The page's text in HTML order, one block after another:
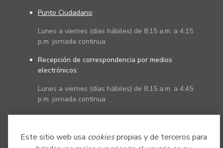
Este sitio web usa cookiespropias y de terceros para
Punto Ciudadano:
Lunes a viernes (días hábiles) de 8:15 a.m. a 4:15
p.m. jornada continua
Recepción de correspondencia por medios
electrónicos:
Lunes a viernes (días hábiles) de 8:15 a.m. a 4:45
p.m. jornada continua